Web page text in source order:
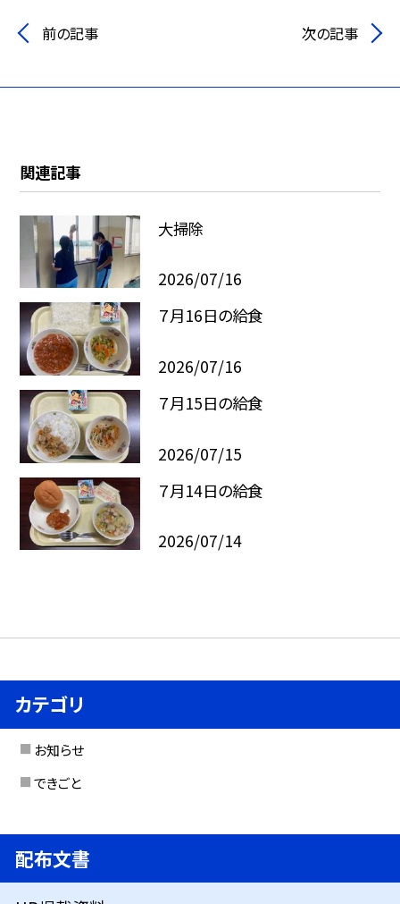
前の記事 次の記事
関連記事
大掃除
2026/07/16
７月16日の給食
2026/07/16
７月15日の給食
2026/07/15
７月14日の給食
2026/07/14
カテゴリ
お知らせ
できごと
配布文書